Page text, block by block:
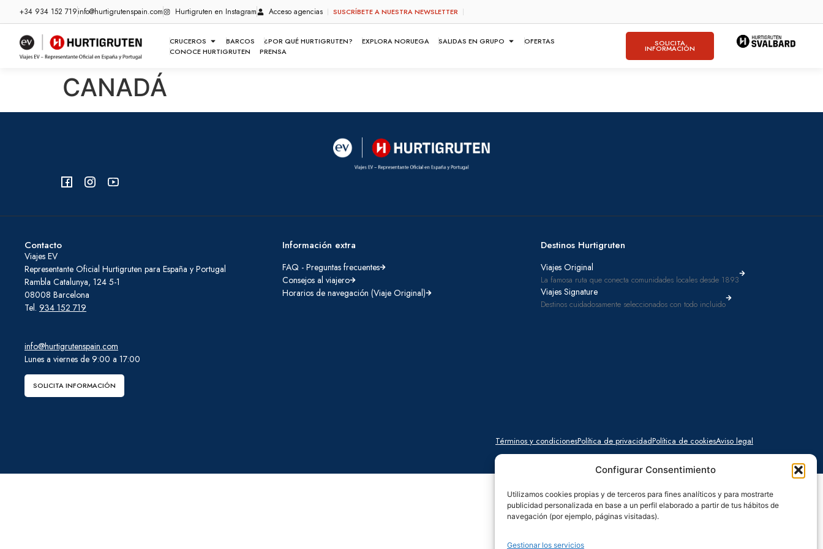
Configurar Consentimiento
Utilizamos cookies propias y de terceros para fines analíticos y para mostrarte
publicidad personalizada en base a un perfil elaborado a partir de tus hábitos de
navegación (por ejemplo, páginas visitadas).
Gestionar los servicios
+34 934 152 719info@hurtigrutenspain.com Hurtigruten en Instagram Acceso agencias SUSCRÍBETE A NUESTRA NEWSLETTER
CRUCEROS BARCOS ¿POR QUÉ HURTIGRUTEN? EXPLORA NORUEGA SALIDAS EN GRUPO
OFERTAS
CONOCE HURTIGRUTEN
PRENSA
SOLICITA
INFORMACIÓN
CANADÁ
Contacto
Viajes EV
Representante Oficial Hurtigruten para España y Portugal
Rambla Catalunya, 124 5-1
08008 Barcelona
Tel. 934 152 719
info@hurtigrutenspain.com
Lunes a viernes de 9:00 a 17:00
SOLICITA INFORMACIÓN
Información extra
FAQ - Preguntas frecuentes
Consejos al viajero
Horarios de navegación (Viaje Original)
Destinos Hurtigruten
Viajes Original
La famosa ruta que conecta comunidades locales desde 1893
Viajes Signature
Destinos cuidadosamente seleccionados con todo incluido
Términos y condicionesPolítica de privacidadPolítica de cookiesAviso legal